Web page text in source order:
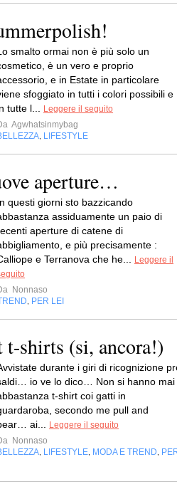
smalto ormai non è più solo un
è un vero e proprio
e in Estate in particolare
sfoggiato in tutti i colori possibili e
tutte l... Leggere il seguito
Agwhatsinmybag
, LIFESTYLE
aperture…
questi giorni sto bazzicando
assiduamente un paio di
aperture di catene di
e più precisamente :
e Terranova che he... Leggere il
Nonnaso
, PER LEI
shirts (si, ancora!)
durante i giri di ricognizione
io ve lo dico… Non si hanno mai
t-shirt coi gatti in
secondo me pull and
ai... Leggere il seguito
Nonnaso
, LIFESTYLE, MODA E TREND,